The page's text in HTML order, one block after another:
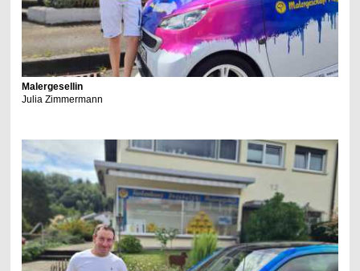
Malergesellin
Julia Zimmermann